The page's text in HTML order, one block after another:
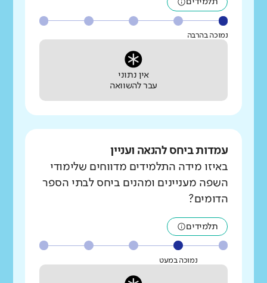
נמוכה בהרבה
אין נתוני
עבר להשוואה
עמדות ביחס להנאה ועניין
באיזו מידה התלמידים מדווחים שלימודי
השפה מעניינים ומהנים ביחס לבתי הספר
הדומים?
תלמידים
נמוכה במעט